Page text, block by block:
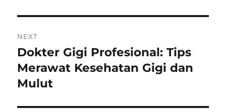
NEXT
Next
post:
Dokter Gigi Profesional: Tips
Merawat Kesehatan Gigi dan
Mulut